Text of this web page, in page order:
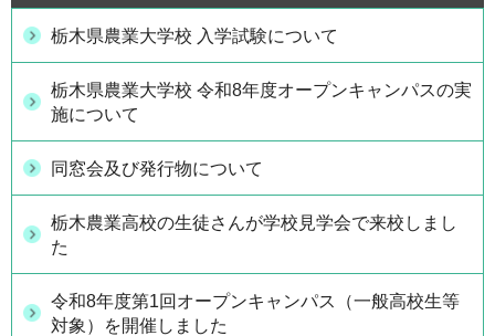
栃木県農業大学校 入学試験について
栃木県農業大学校 令和8年度オープンキャンパスの実
施について
同窓会及び発行物について
栃木農業高校の生徒さんが学校見学会で来校しまし
た
令和8年度第1回オープンキャンパス（一般高校生等
対象）を開催しました